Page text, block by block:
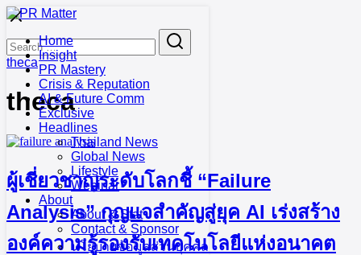
Skip
contentHome
Insight
PR Mastery
Crisis & Reputation
AI & Future Comm
Exclusive
Headlines
Thailand News
Global News
Lifestyle
Webinar
About
About & Stat
Contact & Sponsor
นโยบายข้อมูลส่วนบุคคล
Search
for:
theca
theca
ผู้เชี่ยวชาญระดับโลกชี้ “Failure
Analysis” กุญแจสำคัญสู่ยุค AI เร่งสร้าง
องค์ความรู้รองรับเทคโนโลยีแห่งอนาคต